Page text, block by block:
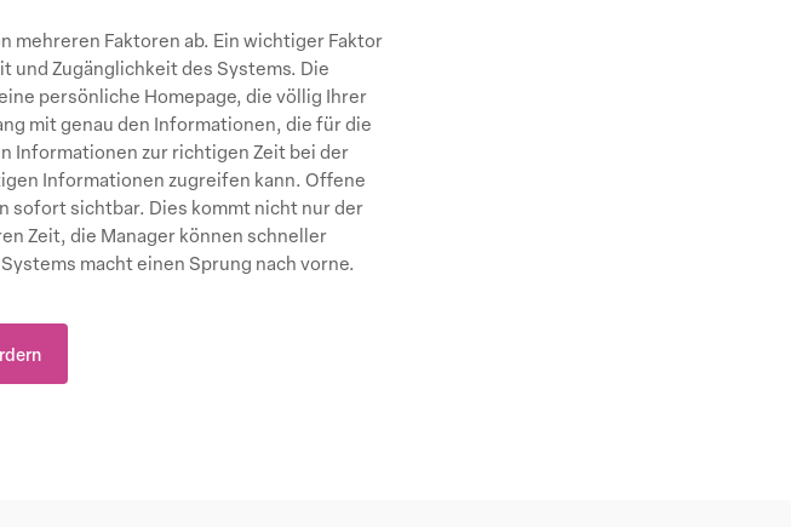
mehreren Faktoren ab. Ein wichtiger Faktor
Zugänglichkeit des Systems. Die
persönliche Homepage, die völlig Ihrer
mit genau den Informationen, die für die
Informationen zur richtigen Zeit bei der
Informationen zugreifen kann. Offene
sofort sichtbar. Dies kommt nicht nur der
Zeit, die Manager können schneller
macht einen Sprung nach vorne.